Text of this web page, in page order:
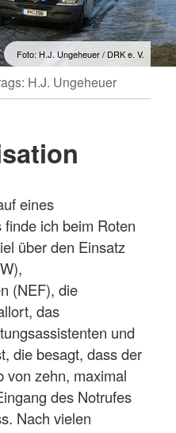
Foto: H.J. Ungeheuer / DRK e. V.
H.J. Ungeheuer
eines
ich beim Roten
über den Einsatz
(NEF), die
das
und
die besagt, dass der
von zehn, maximal
des Notrufes
Nach vielen